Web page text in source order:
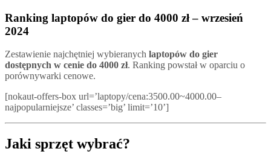
Ranking laptopów do gier do 4000 zł – wrzesień
2024
Zestawienie najchętniej wybieranych laptopów do gier
dostępnych w cenie do 4000 zł. Ranking powstał w oparciu o
porównywarki cenowe.
[nokaut-offers-box url=’laptopy/cena:3500.00~4000.00–
najpopularniejsze’ classes=’big’ limit=’10’]
Jaki sprzęt wybrać?